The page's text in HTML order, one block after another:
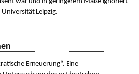
war und in geringerem Maße ignoriert
Leipzig.
Erneuerung“. Eine